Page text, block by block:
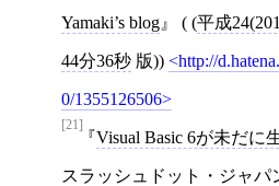
Yamaki’s blog ( (平成
44分36秒 版)) http://
0/1355126506
[21]
Visual Basic 6が未だに
スラッシュドット・ジャパ